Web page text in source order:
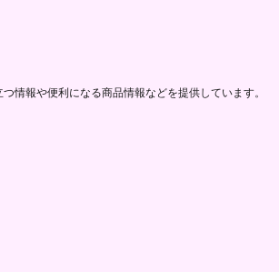
情報や便利になる商品情報などを提供しています。